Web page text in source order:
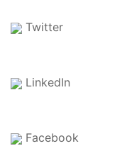
Twitter
LinkedIn
Facebook